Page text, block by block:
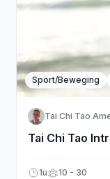
Sport/Beweging
Tai Chi Tao
Tai Chi Tao
1u 10 - 30